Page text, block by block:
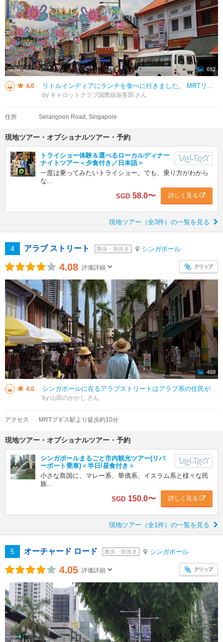
692
4.0 リトルインディアにランチを食べに行きました。 MRTリトルインディア駅を下車してリトルインディアの街を散策しました。 ヒンズー教寺院やヘリテージセンターなどを見学しました。 ランチで食べたチキンカレーは、おいしかった
by キャロットクラブ国際線旅客部
住所 Serangoon Road, Singapore
現地ツアー・オプショナルツアー・予約
トライショー体験＆選べるローカルディナー
ナイトツアー＜夕食付き／日本語＞
一度は乗ってみたいトライショー。でも、乗り方がわから
な...
SGD 58.0〜 詳しく見る
現地ツアー（全3件）の一覧を見る
4 アラブ ストリート 散歩・街歩き シンガポール
4.08 評価詳細 クリップ
468
4.0 シンガポールに在るアラブストリートはアラブ系の住民が多く住むエリアでイスラム教のモスクが在りました。イギリスの植民地時代にラッフルズ卿の政策で多民族国家になり、それぞれの民族が共存共栄で栄えたのが現在のシンガポールの経済の
by 山田のかかし
アクセス MRTブギス駅より徒歩約10分
現地ツアー・オプショナルツアー・予約
シンガポールまるごと市内観光ツアー(リバ
ーボート乗車)＜半日/昼食付き＞
小さな島国に、マレー系、華僑系、イスラム系と様々な民
族...
SGD 150.0〜 詳しく見る
現地ツアー（全1件）の一覧を見る
5 オーチャード ロード 散歩・街歩き シンガポール
4.05 評価詳細 クリップ